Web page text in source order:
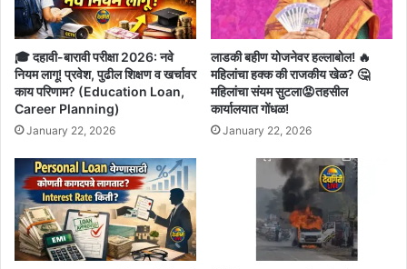
🎓 दहावी-बारावी परीक्षा 2026: नवे
नियम लागू! प्रवेश, पुढील शिक्षण व खर्चावर
काय परिणाम? (Education Loan,
Career Planning)
January 22, 2026
लाडकी बहीण योजनेवर हल्लाबोल! 🔥
महिलांचा हक्क की राजकीय खेळ? 🤔
महिलांचा संयम सुटला😡तहसील
कार्यालयात गोंधळ!
January 22, 2026